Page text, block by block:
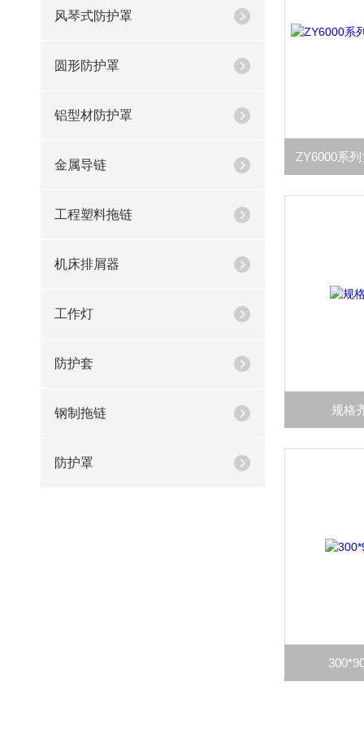
风琴式防护罩
圆形防护罩
铝型材防护罩
金属导链
工程塑料拖链
机床排屑器
工作灯
防护套
钢制拖链
防护罩
规格